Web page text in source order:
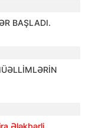
BAŞLADI.
Ələkbərli